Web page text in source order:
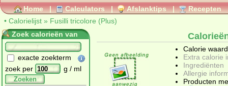
Home | Calculators | Afslanktips | Recepten
• Calorielijst » Fusilli tricolore (Plus)
Zoek calorieën van
exacte zoekterm
zoek per
g / ml
Zoeken
Calorie
Extra calorie
Ingrediënten
Allergie
Producten